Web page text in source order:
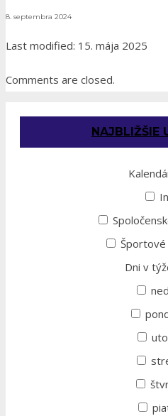
8. septembra 2024
Last modified: 15. mája 2025
Comments are closed.
NAJBLIŽŠIE
Dni v